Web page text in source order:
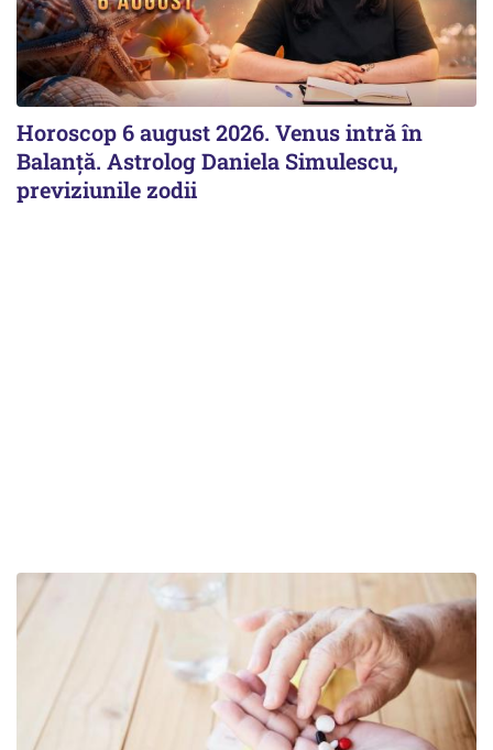
Horoscop 6 august 2026. Venus intră în
Balanță. Astrolog Daniela Simulescu,
previziunile zodii